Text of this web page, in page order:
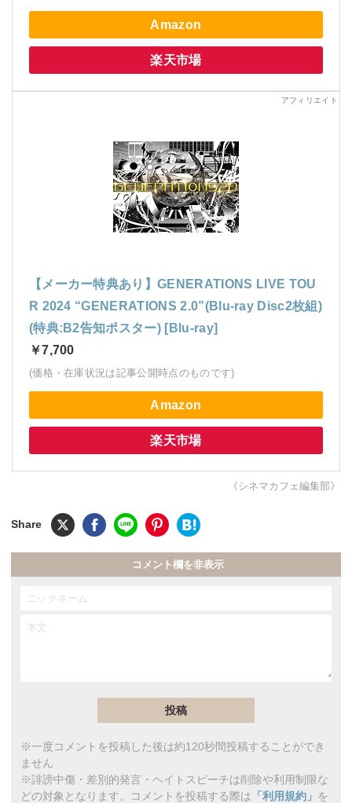
Amazon
楽天市場
【メーカー特典あり】GENERATIONS LIVE TOU
R 2024 “GENERATIONS 2.0”(Blu-ray Disc2枚組)
(特典:B2告知ポスター) [Blu-ray]
￥7,700
(価格・在庫状況は記事公開時点のものです)
Amazon
楽天市場
《シネマカフェ編集部》
コメント欄を非表示
※一度コメントを投稿した後は約120秒間投稿することができ
ません
※誹謗中傷・差別的発言・ヘイトスピーチは削除や利用制限な
どの対象となります。コメントを投稿する際は 「利用規約」 を